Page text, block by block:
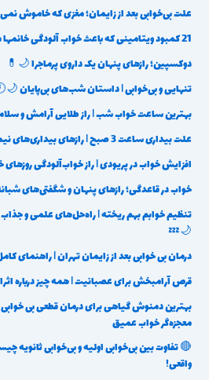
علت بی‌خوابی بعد از زایمان؛ مغزی که خاموش
21 کمبود ویتامینی که باعث خواب آلودگی خانمها میشود؟ 🌙
دوکسپین؛ رازهای پنهان یک داروی پرماجرا 🌙💊
تنهایی و بی‌خوابی | داستان شب‌های بی‌پایان
بهترین ساعت خواب شب | راز طلایی آرامش و
علت بیداری ساعت 3 صبح | رازهای بیداری‌های نیمه‌شب 🕒🌙
افزایش خواب در پریودی | راز خواب‌آلودگی
خواب در قاعدگی؛ رازهای پنهان و شگفتی‌های
تنظیم خوابم بهم ریخته | راه‌حل‌های علمی و
🌙💤
درمان بی خوابی بعد از زایمان تهران | راهنمای
قرص آرامبخش برای عصبانیت | همه چیز درباره
معجزه‌گر خواب عمیق
🔴 تفاوت بین بی‌خوابی اولیه و بی‌خوابی ثانویه
واقعی!